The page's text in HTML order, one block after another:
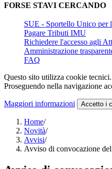
FORSE STAVI CERCANDO
SUE - Sportello Unico per
Pagare Tributi IMU
Richiedere l'accesso agli
Amministrazione
FAQ
Questo sito utilizza cookie tecnici.
Proseguendo nella navigazione
Maggiori informazioni Accetto i
Home/
Novità/
Avvisi/
Avviso di convocazione